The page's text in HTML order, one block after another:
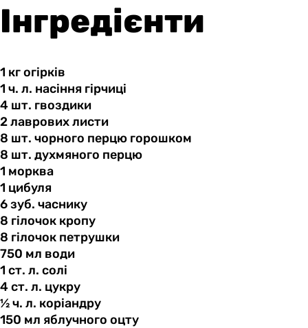
Інгредієнти
1 кгогірків
1 ч. л. насіння гірчиці
4 шт. гвоздики
2 лавровихлисти
8 шт. чорного перцю горошком
8 шт. духмяного перцю
1 морква
1 цибуля
6 зуб. часнику
8 гілочок кропу
8 гілочок петрушки
750 мл води
1 ст. л. солі
4 ст. л. цукру
½ ч. л. коріандру
150 мл яблучного оцту